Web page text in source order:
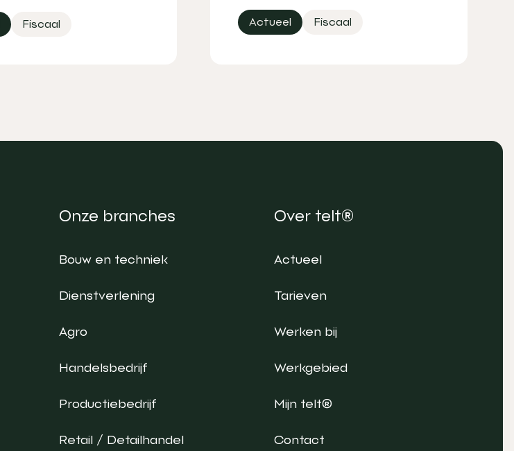
Fiscaal Actueel Fiscaal
Onze branches
Bouw en techniek
Dienstverlening
Agro
Handelsbedrijf
Productiebedrijf
Retail / Detailhandel
Over telt®
Actueel
Tarieven
Werken bij
Werkgebied
Mijn telt®
Contact